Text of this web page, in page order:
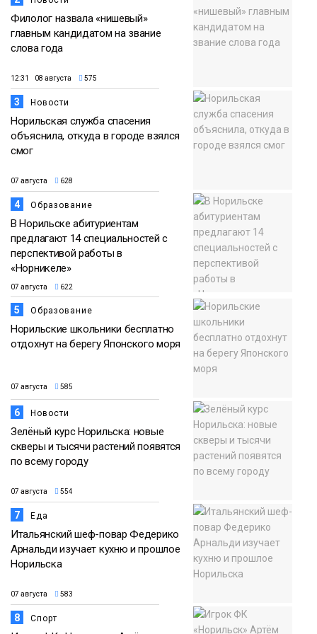
Филолог назвала «нишевый»
главным кандидатом на звание
слова года
12:31 08 августа 575
3 Новости
Норильская служба спасения
объяснила, откуда в городе взялся
смог
07 августа 628
4 Образование
В Норильске абитуриентам
предлагают 14 специальностей с
перспективой работы в
«Норникеле»
07 августа 622
5 Образование
Норильские школьники бесплатно
отдохнут на берегу Японского моря
07 августа 585
6 Новости
Зелёный курс Норильска: новые
скверы и тысячи растений появятся
по всему городу
07 августа 554
7 Еда
Итальянский шеф-повар Федерико
Арнальди изучает кухню и прошлое
Норильска
07 августа 583
8 Спорт